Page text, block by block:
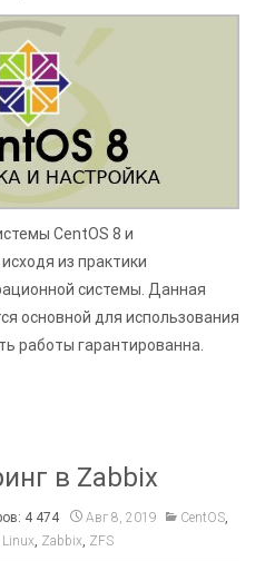
CentOS 8 и
из практики
системы. Данная
основной для использования
работы гарантированна.
в Zabbix
4 474 Авг 8, 2019 CentOS,
Linux, Zabbix, ZFS